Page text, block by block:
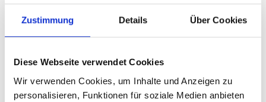
Zustimmung Details Über Cookies
Diese Webseite verwendet Cookies
Wir verwenden Cookies, um Inhalte und Anzeigen zu
personalisieren, Funktionen für soziale Medien anbieten
Spannungsspitzen zu schützen. Überprüfen
Sie auch, ob alle Verbindungen sicher und
sollten Sie die Hilfe eines qualifizierten
Elektrikers in Anspruch nehmen.